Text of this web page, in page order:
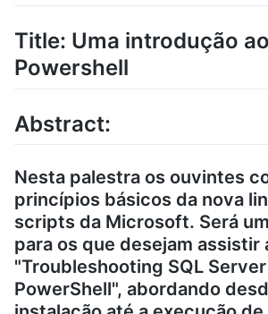
Title: Uma introdução ao
Powershell
Abstract:
Nesta palestra os ouvintes
princípios básicos da nova
scripts da Microsoft. Será
para os que desejam assistir
"Troubleshooting SQL
PowerShell", abordando